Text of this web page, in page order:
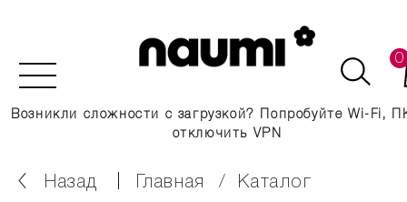
0
Возникли сложности с загрузкой? Попробуйте Wi-Fi,
отключить VPN
Назад главная
каталог